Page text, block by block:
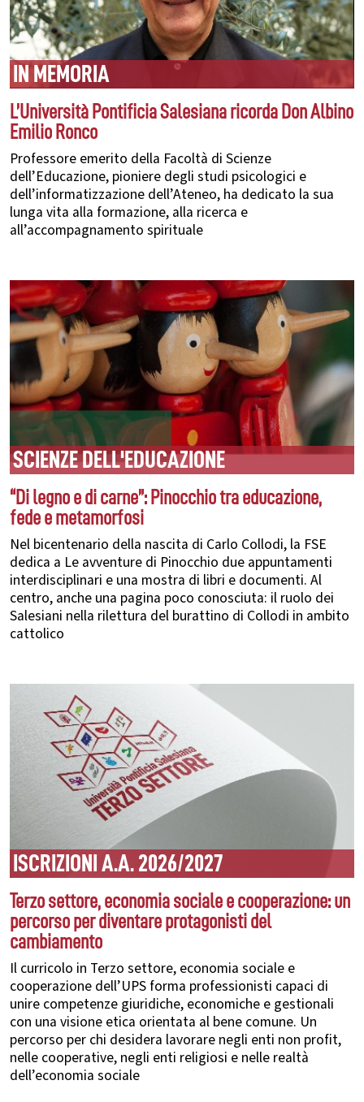
IN MEMORIA
L’Università Pontificia Salesiana ricorda Don Albino
Emilio Ronco
Professore emerito della Facoltà di Scienze
dell’Educazione, pioniere degli studi psicologici e
dell’informatizzazione dell’Ateneo, ha dedicato la sua
lunga vita alla formazione, alla ricerca e
all’accompagnamento spirituale
SCIENZE DELL'EDUCAZIONE
“Di legno e di carne”: Pinocchio tra educazione,
fede e metamorfosi
Nel bicentenario della nascita di Carlo Collodi, la FSE
dedica a Le avventure di Pinocchio due appuntamenti
interdisciplinari e una mostra di libri e documenti. Al
centro, anche una pagina poco conosciuta: il ruolo dei
Salesiani nella rilettura del burattino di Collodi in ambito
cattolico
ISCRIZIONI A.A. 2026/2027
Terzo settore, economia sociale e cooperazione: un
percorso per diventare protagonisti del
cambiamento
Il curricolo in Terzo settore, economia sociale e
cooperazione dell’UPS forma professionisti capaci di
unire competenze giuridiche, economiche e gestionali
con una visione etica orientata al bene comune. Un
percorso per chi desidera lavorare negli enti non profit,
nelle cooperative, negli enti religiosi e nelle realtà
dell’economia sociale